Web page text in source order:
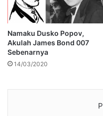
Namaku Dusko Popov,
Akulah James Bond 007
Sebenarnya
14/03/2020